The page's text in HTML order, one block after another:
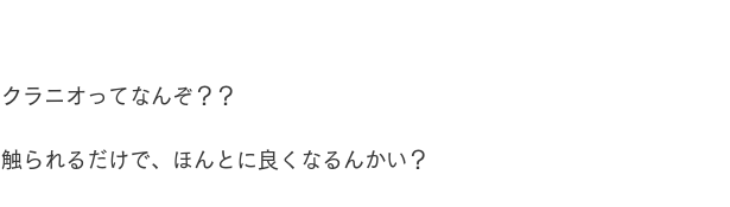
クラニオってなんぞ？？
触られるだけで、ほんとに良くなるんかい？